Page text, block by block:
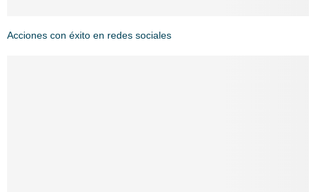
Acciones con éxito en redes sociales